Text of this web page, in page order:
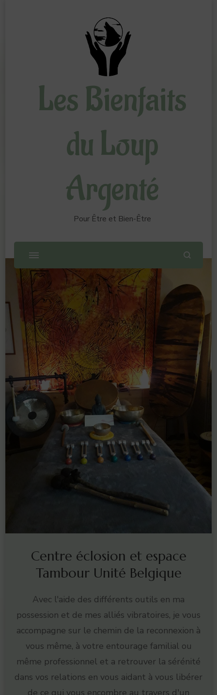
Les Bienfaits
du Loup
Argenté
Pour Être et Bien-Être
Centre éclosion et espace
Tambour Unité Belgique
Avec l'aide des différents outils en ma
possession et de mes alliés vibratoires, je vous
accompagne sur le chemin de la reconnexion à
vous même, à votre entourage familial ou
même professionnel et a retrouver la sérénité
dans vos relations en vous aidant à vous libérer